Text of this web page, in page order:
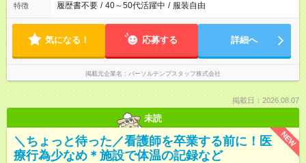
特徴 履歴書不要 / 40～50代活躍中 / 服装自由
気になる！ 応募する 詳細へ
掲載元企業名 パーソルテンプスタッフ株式会社
掲載日：2026.08.07
未読
NEW
＼ちょっと待った／看護師を卒業する前に！医
療行為少なめ＊施設で体温の記録など